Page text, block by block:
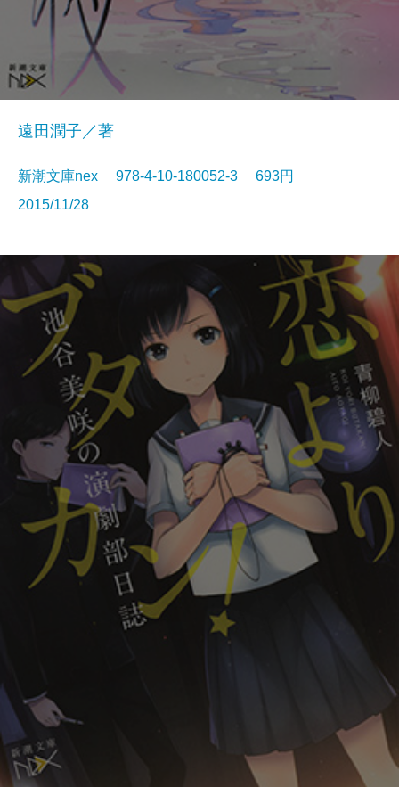
遠田潤子／著
新潮文庫nex 978-4-10-180052-3 693円
2015/11/28